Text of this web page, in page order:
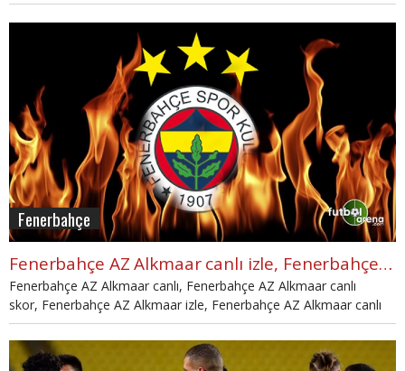
Fenerbahçe
Fenerbahçe AZ Alkmaar canlı izle, Fenerbahçe Alkmaar canlı skor (FB Alkmaar canlı izle)
Fenerbahçe AZ Alkmaar canlı, Fenerbahçe AZ Alkmaar canlı
skor, Fenerbahçe AZ Alkmaar izle, Fenerbahçe AZ Alkmaar canlı
izle, Fenerbahçe AZ Alkmaar maç sonucu, Fenerbahçe AZ
Alkmaar canlı skor, Fenerbahçe AZ Alkmaar skoru, Fenerbahçe AZ
Alkmaar izle gibi aramaların yanıtları haberimizde.